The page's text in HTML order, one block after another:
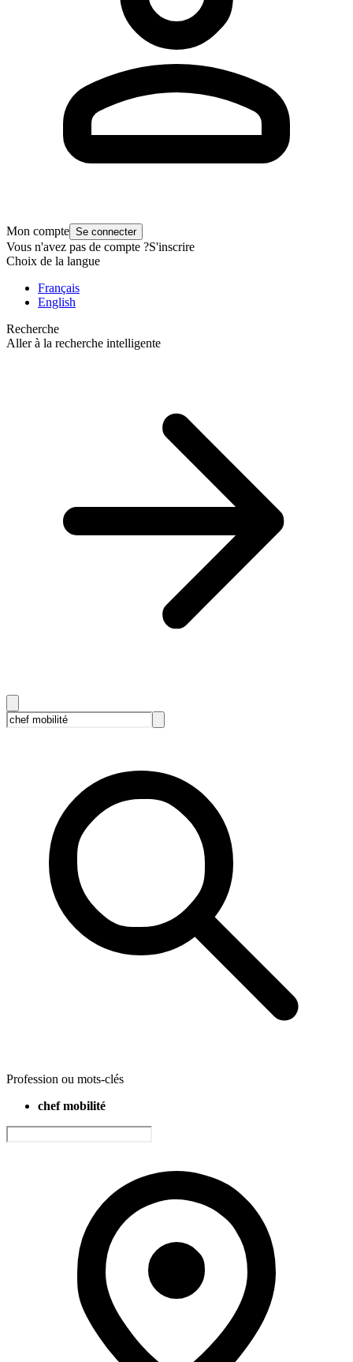
Mon compte Se connecter
Vous n'avez pas de compte ?S'inscrire
Choix de la langue
Français
English
Recherche
Aller à la recherche intelligente
Profession ou mots-clés
chef mobilité